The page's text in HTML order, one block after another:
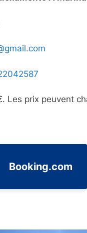
Les prix peuvent
Booking.com